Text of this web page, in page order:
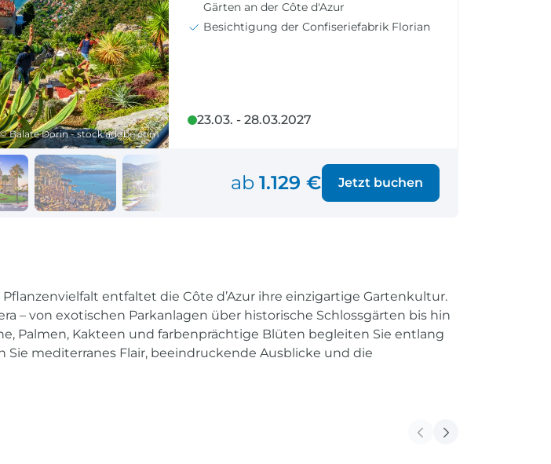
Frankreich
Abfahrtsstellen
Alles auf einen Blick
Alle Reiseziele
Ihr Weg zum Flughafen
Flughafentransfer & Parken
Einreisebestimmungen
Alles Wichtige
Balate Dorin - stock.adobe.com
Gärten an der Côte d'Azur
Besichtigung der Confiseriefabrik Florian
23.03. - 28.03.2027
ab 1.129 € Jetzt buchen
entfaltet die Côte d’Azur ihre einzigartige Gartenkultur.
– von exotischen Parkanlagen über historische Schlossgärten bis hin
Palmen, Kakteen und farbenprächtige Blüten begleiten Sie entlang
mediterranes Flair, beeindruckende Ausblicke und die